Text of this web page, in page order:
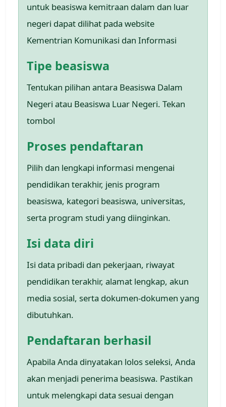
untuk beasiswa kemitraan dalam dan luar
negeri dapat dilihat pada website
Kementrian Komunikasi dan Informasi
Tipe beasiswa
Tentukan pilihan antara Beasiswa Dalam
Negeri atau Beasiswa Luar Negeri. Tekan
tombol
Proses pendaftaran
Pilih dan lengkapi informasi mengenai
pendidikan terakhir, jenis program
beasiswa, kategori beasiswa, universitas,
serta program studi yang diinginkan.
Isi data diri
Isi data pribadi dan pekerjaan, riwayat
pendidikan terakhir, alamat lengkap, akun
media sosial, serta dokumen-dokumen yang
dibutuhkan.
Pendaftaran berhasil
Apabila Anda dinyatakan lolos seleksi, Anda
akan menjadi penerima beasiswa. Pastikan
untuk melengkapi data sesuai dengan